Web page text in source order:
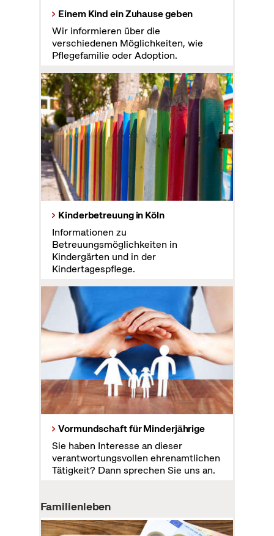
Einem Kind ein Zuhause geben
Wir informieren über die
verschiedenen Möglichkeiten, wie
Pflegefamilie oder Adoption.
Kinderbetreuung in Köln
Informationen zu
Betreuungsmöglichkeiten in
Kindergärten und in der
Kindertagespflege.
Vormundschaft für Minderjährige
Sie haben Interesse an dieser
verantwortungsvollen ehrenamtlichen
Tätigkeit? Dann sprechen Sie uns an.
Familienleben